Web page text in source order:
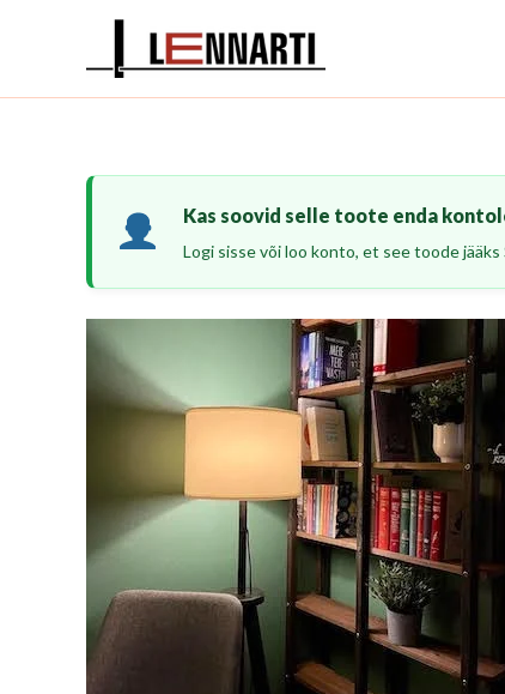
Kas soovid selle toote enda
Logi sisse või loo konto, et see toode